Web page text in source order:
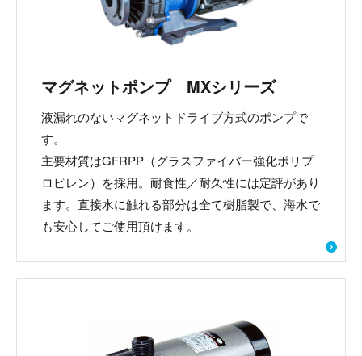
マグネットポンプ MXシリーズ
液漏れのないマグネットドライブ方式のポンプで
す。
主要材質はGFRPP（グラスファイバー強化ポリプ
ロピレン）を採用。耐食性／耐久性には定評があり
ます。直接水に触れる部分は全て樹脂製で、海水で
も安心してご使用頂けます。